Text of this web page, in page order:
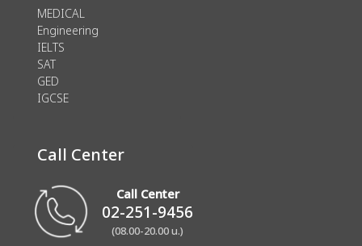
MEDICAL
Engineering
IELTS
SAT
GED
IGCSE
Call Center
Call Center
02-251-9456
(08.00-20.00 น.)